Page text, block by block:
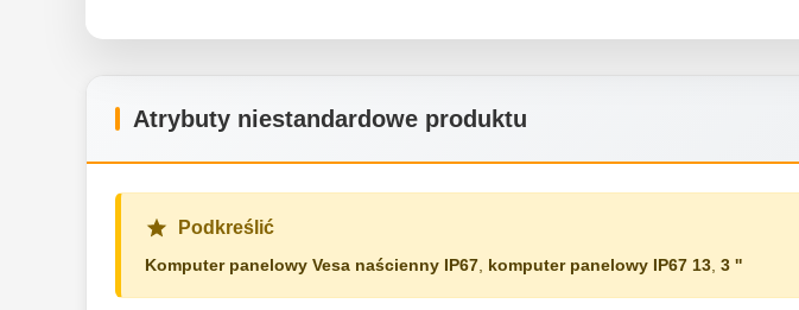
Atrybuty niestandardowe produktu
Podkreślić
Komputer panelowy Vesa naścienny IP67, komputer panelowy IP67 13, 3 ''